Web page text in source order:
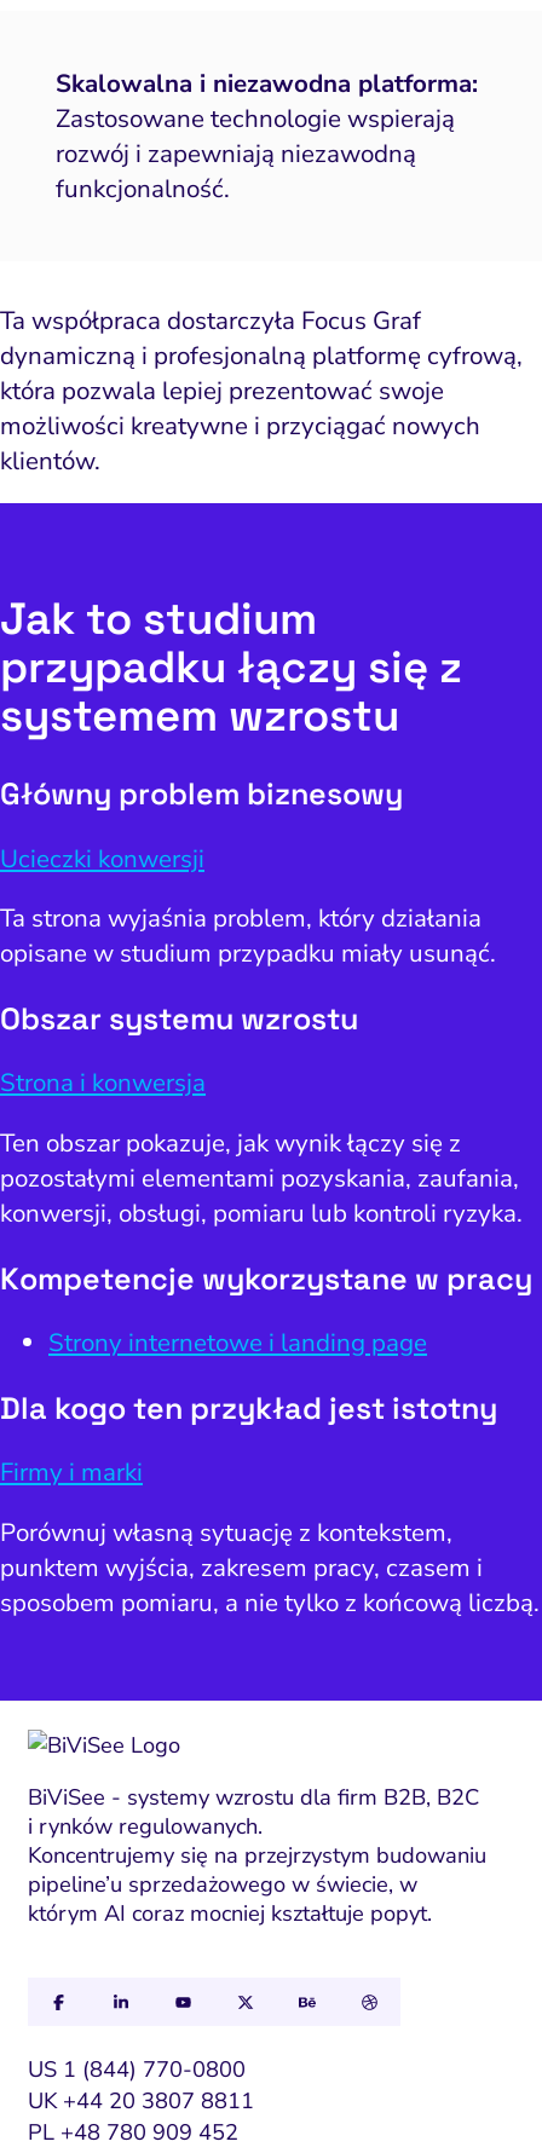
Skalowalna i niezawodna platforma:
Zastosowane technologie wspierają
rozwój i zapewniają niezawodną
funkcjonalność.
Ta współpraca dostarczyła Focus Graf
dynamiczną i profesjonalną platformę cyfrową,
która pozwala lepiej prezentować swoje
możliwości kreatywne i przyciągać nowych
klientów.
Jak to studium
przypadku łączy się z
systemem wzrostu
Główny problem biznesowy
Ucieczki konwersji
Ta strona wyjaśnia problem, który działania
opisane w studium przypadku miały usunąć.
Obszar systemu wzrostu
Strona i konwersja
Ten obszar pokazuje, jak wynik łączy się z
pozostałymi elementami pozyskania, zaufania,
konwersji, obsługi, pomiaru lub kontroli ryzyka.
Kompetencje wykorzystane w pracy
Strony internetowe i landing page
Dla kogo ten przykład jest istotny
Firmy i marki
Porównuj własną sytuację z kontekstem,
punktem wyjścia, zakresem pracy, czasem i
sposobem pomiaru, a nie tylko z końcową liczbą.
BiViSee - systemy wzrostu dla firm B2B, B2C
i rynków regulowanych.
Koncentrujemy się na przejrzystym budowaniu
pipeline’u sprzedażowego w świecie, w
którym AI coraz mocniej kształtuje popyt.
US 1 (844) 770-0800
UK +44 20 3807 8811
PL +48 780 909 452